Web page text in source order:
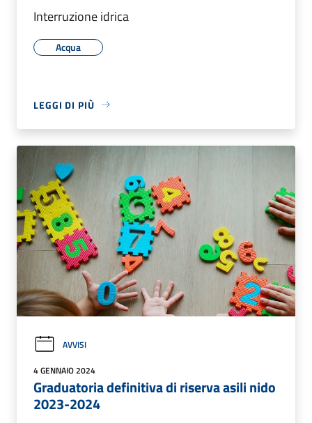
Interruzione idrica
Acqua
LEGGI DI PIÙ
AVVISI
4 GENNAIO 2024
Graduatoria definitiva di riserva asili nido
2023-2024